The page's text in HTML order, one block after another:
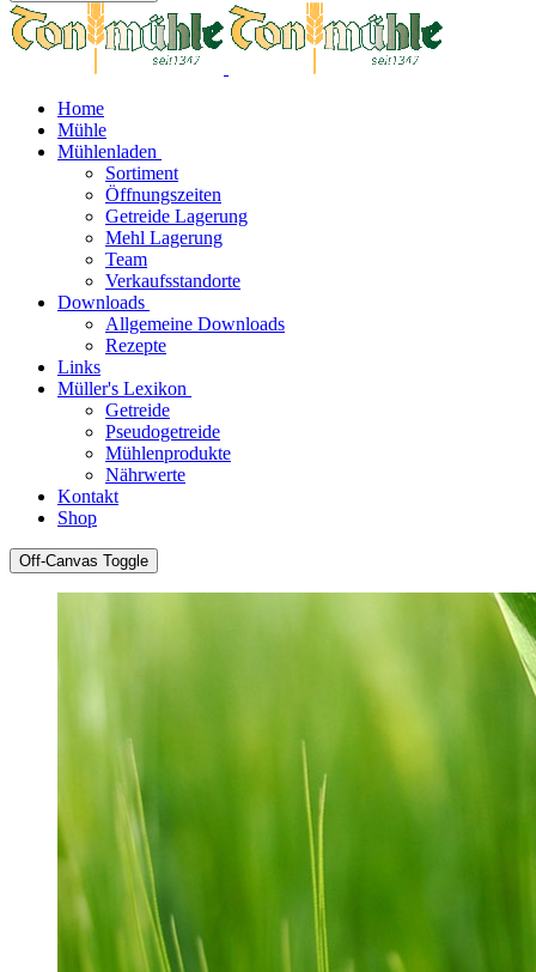
Home
Mühle
Mühlenladen
Sortiment
Öffnungszeiten
Getreide Lagerung
Mehl Lagerung
Team
Verkaufsstandorte
Downloads
Allgemeine Downloads
Rezepte
Links
Müller's Lexikon
Getreide
Pseudogetreide
Mühlenprodukte
Nährwerte
Kontakt
Shop
Off-Canvas Toggle